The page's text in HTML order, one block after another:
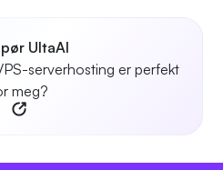
UltaAI
serverhosting er perfekt
meg?